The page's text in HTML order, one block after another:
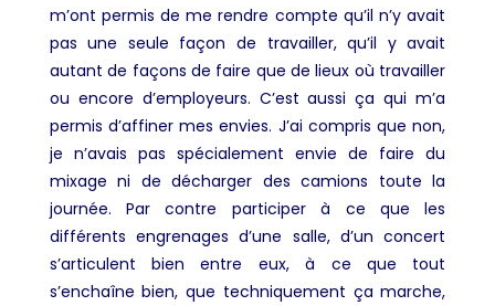
m’ont permis de me rendre compte qu’il n’y avait
pas une seule façon de travailler, qu’il y avait
autant de façons de faire que de lieux où travailler
ou encore d’employeurs. C’est aussi ça qui m’a
permis d’affiner mes envies. J’ai compris que non,
je n’avais pas spécialement envie de faire du
mixage ni de décharger des camions toute la
journée. Par contre participer à ce que les
différents engrenages d’une salle, d’un concert
s’articulent bien entre eux, à ce que tout
s’enchaîne bien, que techniquement ça marche,